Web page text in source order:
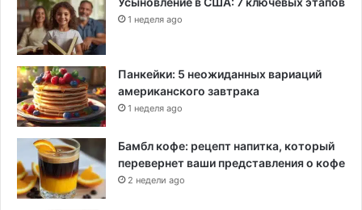
1 неделя ago
Панкейки: 5 неожиданных вариаций
американского завтрака
1 неделя ago
Бамбл кофе: рецепт напитка, который
перевернет ваши представления о кофе
2 недели ago